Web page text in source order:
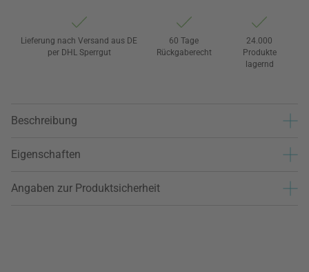
Lieferung nach Versand aus DE
per DHL Sperrgut
60 Tage
Rückgaberecht
24.000
Produkte
lagernd
Beschreibung
Eigenschaften
Angaben zur Produktsicherheit